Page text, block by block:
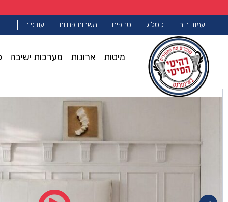
עמוד בית קטלוג סניפים משרות פנויות עודפים
מיטות ארונות מערכות ישיבה
עמוד הבית >> מיטות >>